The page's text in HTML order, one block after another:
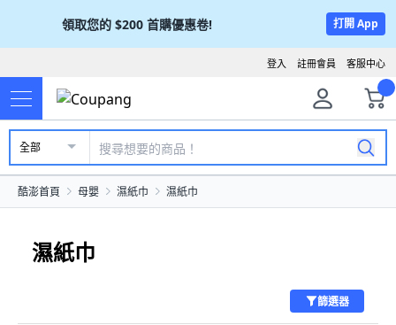
領取您的 $200 首購優惠卷! 打開 App
客服中心
註冊會員
登入
全部
酷澎首頁 母嬰 濕紙巾 濕紙巾
濕紙巾
篩選器